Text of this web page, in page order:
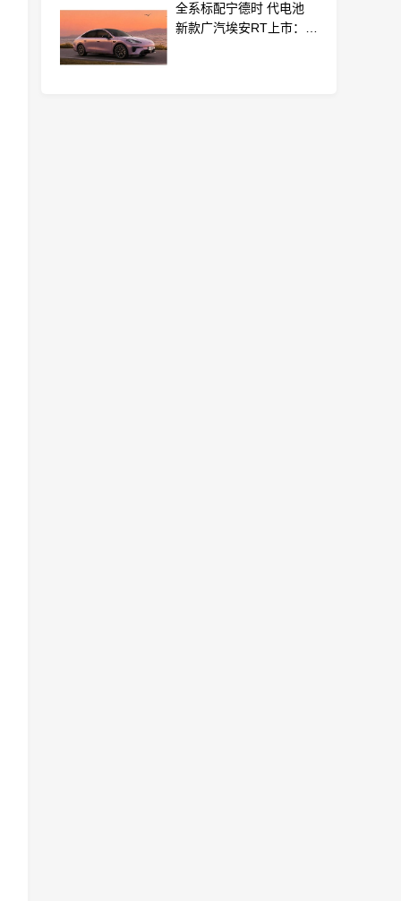
全系标配宁德时 代电池
新款广汽埃安RT上市：